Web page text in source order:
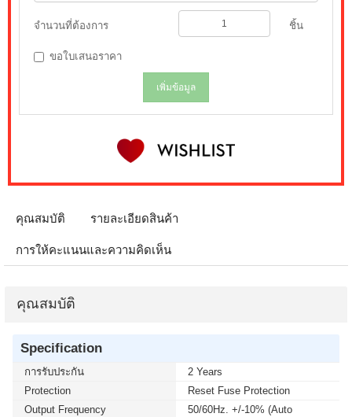
จำนวนที่ต้องการ ชิ้น
ขอใบเสนอราคา
เพิ่มข้อมูล
คุณสมบัติ รายละเอียดสินค้า
การให้คะแนนและความคิดเห็น
คุณสมบัติ
Specification
การรับประกัน
2 Years
Protection
Reset Fuse Protection
Output Frequency
50/60Hz. +/-10% (Auto